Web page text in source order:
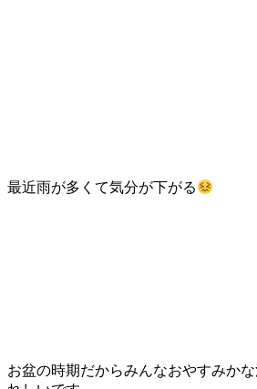
最近雨が多くて気分が下がる
お盆の時期だからみんなおやすみか